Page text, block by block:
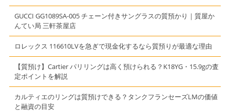
グラム】
GUCCI GG1089SA-005 チェーン付きサングラスの質預かり｜質屋か
んてい局 三軒茶屋店
ロレックス 116610LVを急ぎで現金化するなら質預りが最適な理由
【質預け】Cartier パリリングは高く預けられる？K18YG・15.9gの査
定ポイントを解説
カルティエのリングは質預けできる？タンクフランセーズLMの価値
と融資の目安